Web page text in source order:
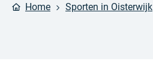
Home Sporten in Oisterwijk